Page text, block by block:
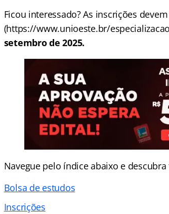
Ficou interessado? As inscrições
(https://www.unioeste.br/
setembro de 2025.
Navegue pelo índice abaixo e
Bolsa de estudos
Inscrições